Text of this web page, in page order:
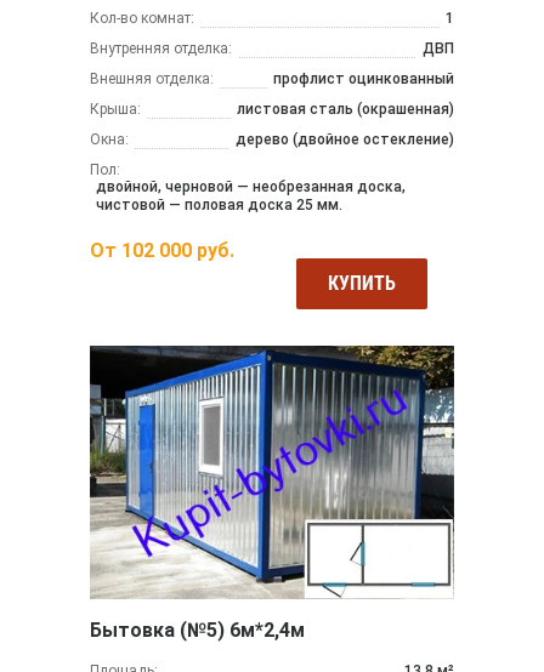
Кол-во комнат:
1
Внутренняя отделка:
ДВП
Внешняя отделка:
профлист оцинкованный
Крыша:
листовая сталь (окрашенная)
Окна:
дерево (двойное остекление)
Пол:
двойной, черновой — необрезанная доска,
чистовой — половая доска 25 мм.
От 102 000 руб.
КУПИТЬ
Бытовка (№5) 6м*2,4м